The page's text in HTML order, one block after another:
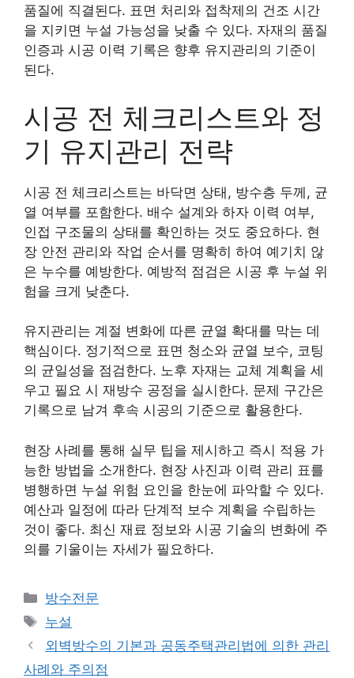
품질에 직결된다. 표면 처리와 접착제의 건조 시간
을 지키면 누설 가능성을 낮출 수 있다. 자재의 품질
인증과 시공 이력 기록은 향후 유지관리의 기준이
된다.
시공 전 체크리스트와 정
기 유지관리 전략
시공 전 체크리스트는 바닥면 상태, 방수층 두께, 균
열 여부를 포함한다. 배수 설계와 하자 이력 여부,
인접 구조물의 상태를 확인하는 것도 중요하다. 현
장 안전 관리와 작업 순서를 명확히 하여 예기치 않
은 누수를 예방한다. 예방적 점검은 시공 후 누설 위
험을 크게 낮춘다.
유지관리는 계절 변화에 따른 균열 확대를 막는 데
핵심이다. 정기적으로 표면 청소와 균열 보수, 코팅
의 균일성을 점검한다. 노후 자재는 교체 계획을 세
우고 필요 시 재방수 공정을 실시한다. 문제 구간은
기록으로 남겨 후속 시공의 기준으로 활용한다.
현장 사례를 통해 실무 팁을 제시하고 즉시 적용 가
능한 방법을 소개한다. 현장 사진과 이력 관리 표를
병행하면 누설 위험 요인을 한눈에 파악할 수 있다.
예산과 일정에 따라 단계적 보수 계획을 수립하는
것이 좋다. 최신 재료 정보와 시공 기술의 변화에 주
의를 기울이는 자세가 필요하다.
카
테
고
리
방수전문
태
그
누설
외벽방수의 기본과 공동주택관리법에 의한 관리
사례와 주의점